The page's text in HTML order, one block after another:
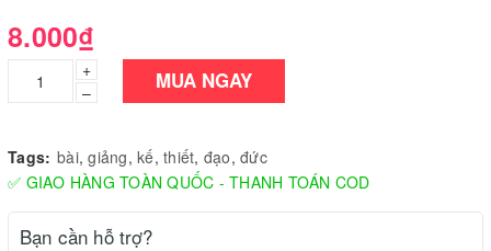
8.000₫
+
–
MUA NGAY
Tags: bài,giảng, kế, thiết, đạo, đức
✅ GIAO HÀNG TOÀN QUỐC - THANH TOÁN COD
Bạn cần hỗ trợ?